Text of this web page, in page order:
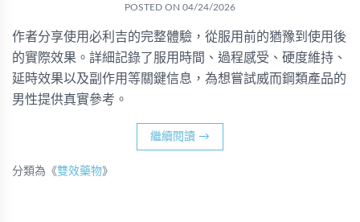
POSTED ON 04/24/2026
作者分享使用必利吉的完整體驗，從服用前的猶豫到使用後
的實際效果。詳細記錄了服用時間、過程感受、硬度維持、
延時效果以及副作用等關鍵信息，為想嘗試威而鋼類產品的
男性提供真實參考。
繼續閱讀 →
分類為《雙效藥物》